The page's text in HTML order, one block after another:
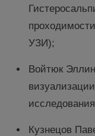
УЗИ);
Войтюк
Кузнецов